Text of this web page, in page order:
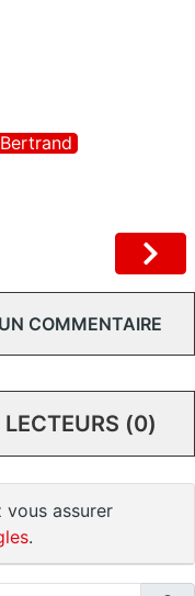
Bertrand
COMMENTAIRE
(0)
vous assurer
.